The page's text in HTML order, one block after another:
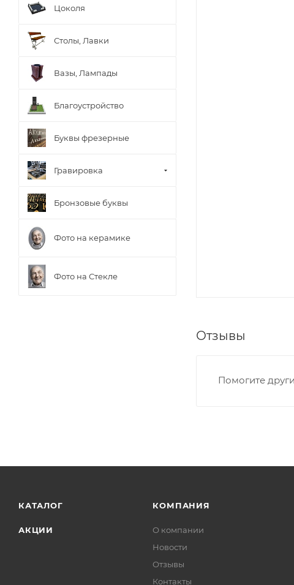
Отзывы
Помогите
Цоколя
Столы, Лавки
Вазы, Лампады
Благоустройство
Буквы фрезерные
Гравировка
Бронзовые буквы
Фото на керамике
Фото на Стекле
КАТАЛОГ
АКЦИИ
КОМПАНИЯ
О компании
Новости
Отзывы
Контакты